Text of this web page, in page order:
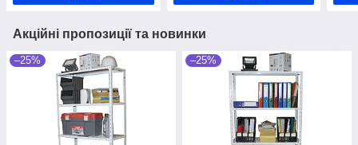
Акційні пропозиції та новинки
–25% –25%